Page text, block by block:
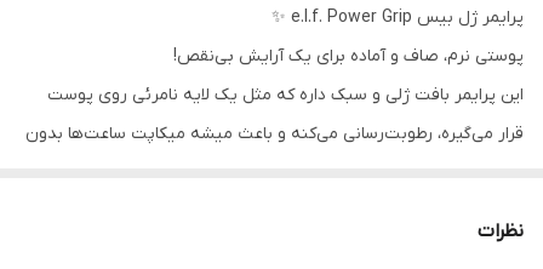
پرایمر ژل بیس e.l.f. Power Grip ✨
پوستی نرم، صاف و آماده برای یک آرایش بی‌نقص!
این پرایمر بافت ژلی و سبک داره که مثل یک لایه نامرئی روی پوست
قرار می‌گیره، رطوبت‌رسانی می‌کنه و باعث میشه میکاپت ساعت‌ها بدون
نظرات